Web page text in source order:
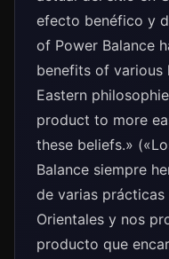
efecto benéfico y
of Power Balance
benefits of various
Eastern
product to more
these beliefs.»
Balance siempre
de varias
Orientales y nos
producto que